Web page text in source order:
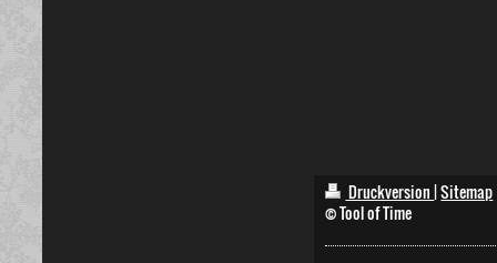
Druckversion|Sitemap
© Tool of Time